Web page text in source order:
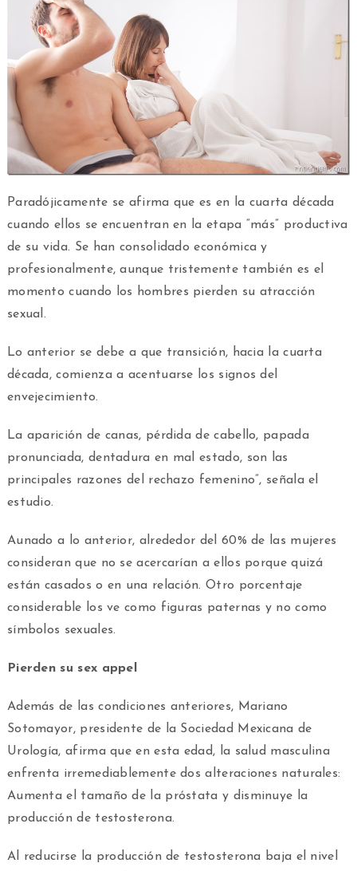
Paradójicamente se afirma que es en la cuarta década
cuando ellos se encuentran en la etapa “más” productiva
de su vida. Se han consolidado económica y
profesionalmente, aunque tristemente también es el
momento cuando los hombres pierden su atracción
sexual.
Lo anterior se debe a que transición, hacia la cuarta
década, comienza a acentuarse los signos del
envejecimiento.
La aparición de canas, pérdida de cabello, papada
pronunciada, dentadura en mal estado, son las
principales razones del rechazo femenino”, señala el
estudio.
Aunado a lo anterior, alrededor del 60% de las mujeres
consideran que no se acercarían a ellos porque quizá
están casados o en una relación. Otro porcentaje
considerable los ve como figuras paternas y no como
símbolos sexuales.
Pierden su sex appel
Además de las condiciones anteriores, Mariano
Sotomayor, presidente de la Sociedad Mexicana de
Urología, afirma que en esta edad, la salud masculina
enfrenta irremediablemente dos alteraciones naturales:
Aumenta el tamaño de la próstata y disminuye la
producción de testosterona.
Al reducirse la producción de testosterona baja el nivel